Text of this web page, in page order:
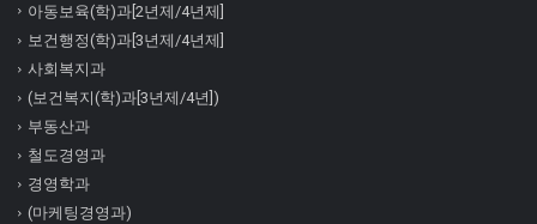
아동보육(학)과[2년제/4년제]
보건행정(학)과[3년제/4년제]
사회복지과
(보건복지(학)과[3년제/4년])
부동산과
철도경영과
경영학과
(마케팅경영과)